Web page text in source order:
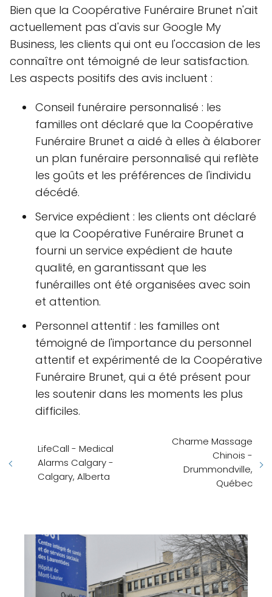
Bien que la Coopérative Funéraire Brunet n'ait
actuellement pas d'avis sur Google My
Business, les clients qui ont eu l'occasion de les
connaître ont témoigné de leur satisfaction.
Les aspects positifs des avis incluent :
Conseil funéraire personnalisé : les
familles ont déclaré que la Coopérative
Funéraire Brunet a aidé à elles à élaborer
un plan funéraire personnalisé qui reflète
les goûts et les préférences de l'individu
décédé.
Service expédient : les clients ont déclaré
que la Coopérative Funéraire Brunet a
fourni un service expédient de haute
qualité, en garantissant que les
funérailles ont été organisées avec soin
et attention.
Personnel attentif : les familles ont
témoigné de l'importance du personnel
attentif et expérimenté de la Coopérative
Funéraire Brunet, qui a été présent pour
les soutenir dans les moments les plus
difficiles.
LifeCall - Medical
Alarms Calgary -
Calgary, Alberta
Charme Massage
Chinois -
Drummondville,
Québec